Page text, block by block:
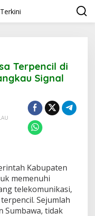
Terpencil di
Signal
Kabupaten
memenuhi
telekomunikasi,
Sejumlah
Sumbawa, tidak